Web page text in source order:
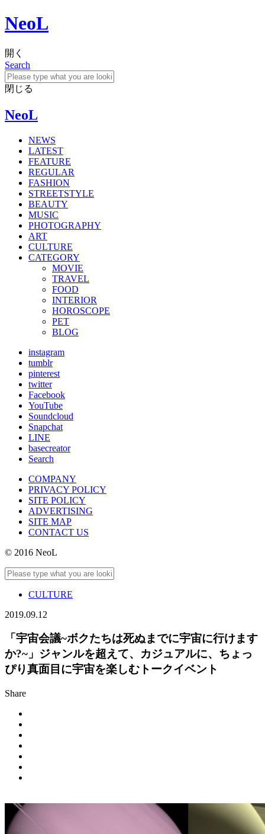
NeoL
開く
Search
閉じる
NeoL
NEWS
LATEST
FEATURE
REGULAR
FASHION
STREETSTYLE
BEAUTY
MUSIC
PHOTOGRAPHY
ART
CULTURE
CATEGORY
MOVIE
TRAVEL
FOOD
INTERIOR
HOROSCOPE
PET
BLOG
instagram
tumblr
pinterest
twitter
Facebook
YouTube
Soundcloud
Snapchat
LINE
basecreator
Search
COMPANY
PRIVACY POLICY
SITE POLICY
ADVERTISING
SITE MAP
CONTACT US
© 2016 NeoL
CULTURE
2019.09.12
「宇宙会議~ボクたちは死ぬまでに宇宙に行けます
か?~」ジャンルを超えて、カジュアルに、ちょっ
ぴり真面目に宇宙を楽しむトークイベント
Share